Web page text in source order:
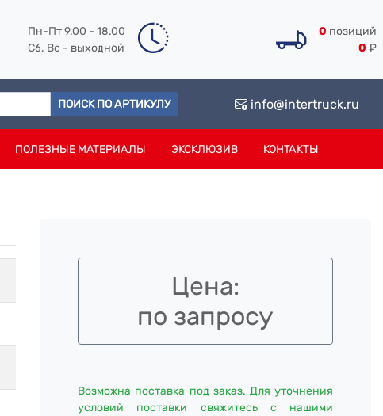
Пн-Пт 9.00 - 18.00
Сб, Вс - выходной
0 позиций
0 ₽
ПОИСК ПО АРТИКУЛУ info@intertruck.ru
ПОЛЕЗНЫЕ МАТЕРИАЛЫ ЭКСКЛЮЗИВ КОНТАКТЫ
Цена:
по запросу
Возможна поставка под заказ. Для уточнения
условий поставки свяжитесь с нашими